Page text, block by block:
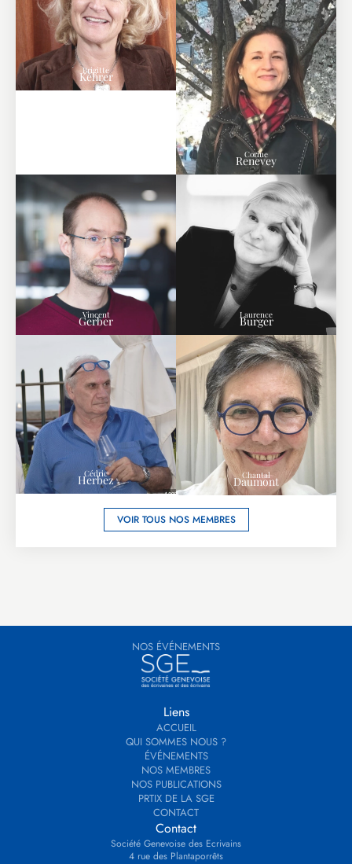
Brigitte
Kehrer
Corine
Renevey
Vincent
Gerber Laurence
Burger
Cédric
Herbez Chantal
Daumont
VOIR TOUS NOS MEMBRES
NOS ÉVÉNEMENTS
Liens
ACCUEIL
QUI SOMMES NOUS ?
ÉVÉNEMENTS
NOS MEMBRES
NOS PUBLICATIONS
PRTIX DE LA SGE
CONTACT
Contact
Société Genevoise des Ecrivains
4 rue des Plantaporrêts